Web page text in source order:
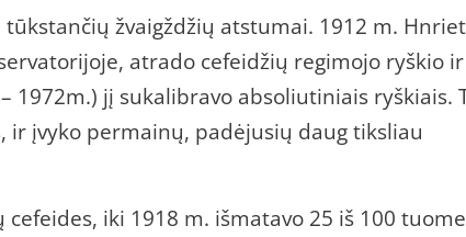
žvaigždžių atstumai. 1912 m.
atrado cefeidžių regimojo ryškio
1972m.) jį sukalibravo absoliutiniais ryškiais.
įvyko permainų, padėjusių daug tiksliau
iki 1918 m. išmatavo 25 iš 100